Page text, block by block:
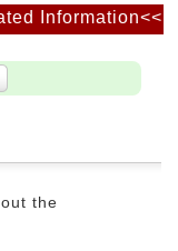
, 1962.
the
Information<<